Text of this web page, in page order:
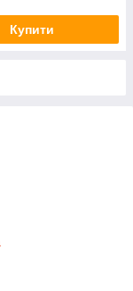
Купити